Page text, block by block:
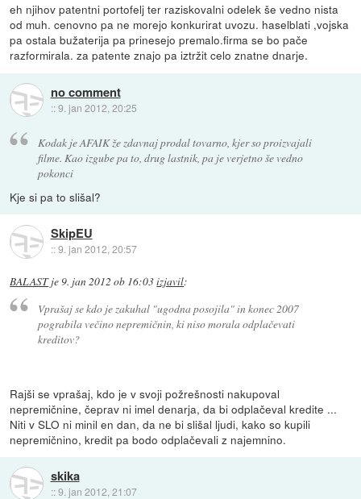
eh njihov patentni portofelj ter raziskovalni odelek še vedno nista
od muh. cenovno pa ne morejo konkurirat uvozu. haselblati ,vojska
pa ostala bužaterija pa prinesejo premalo.firma se bo pače
razformirala. za patente znajo pa iztržit celo znatne dnarje.
no comment
::9. jan 2012, 20:25
Kodak je AFAIK že zdavnaj prodal tovarno, kjer so proizvajali
filme. Kao izgube pa to, drug lastnik, pa je verjetno še vedno
pokonci
Kje si pa to slišal?
SkipEU
::9. jan 2012, 20:57
BALASTje9. jan 2012 ob 16:03izjavil:
Vprašaj se kdo je zakuhal "ugodna posojila" in konec 2007
pograbila večino nepremičnin, ki niso morala odplačevati
kreditov?
Rajši se vprašaj, kdo je v svoji požrešnosti nakupoval
nepremičnine, čeprav ni imel denarja, da bi odplačeval kredite ...
Niti v SLO ni minil en dan, da ne bi slišal ljudi, kako so kupili
nepremičnino, kredit pa bodo odplačevali z najemnino.
skika
::9. jan 2012, 21:07